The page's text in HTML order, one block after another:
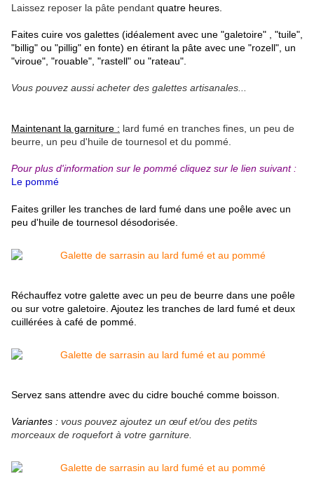
Laissez reposer la pâte pendant quatre heures.
Faites cuire vos galettes (idéalement avec une "galetoire" , "tuile",
"billig" ou "pillig" en fonte) en étirant la pâte avec une "rozell", un
"viroue", "rouable", "rastell" ou "rateau".
Vous pouvez aussi acheter des galettes artisanales...
Maintenant la garniture : lard fumé en tranches fines, un peu de
beurre, un peu d'huile de tournesol et du pommé.
Pour plus d'information sur le pommé cliquez sur le lien suivant :
Le pommé
Faites griller les tranches de lard fumé dans une poêle avec un
peu d'huile de tournesol désodorisée.
Réchauffez votre galette avec un peu de beurre dans une poêle
ou sur votre galetoire. Ajoutez les tranches de lard fumé et deux
cuillérées à café de pommé.
Servez sans attendre avec du cidre bouché comme boisson.
Variantes : vous pouvez ajoutez un œuf et/ou des petits
morceaux de roquefort à votre garniture.